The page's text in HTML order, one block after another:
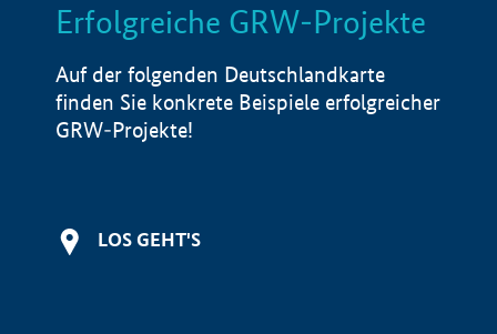
LISTE Info
Erfolgreiche GRW-Projekte
Auf der folgenden Deutschlandkarte
finden Sie konkrete Beispiele erfolgreicher
GRW-Projekte!
LOS GEHT'S